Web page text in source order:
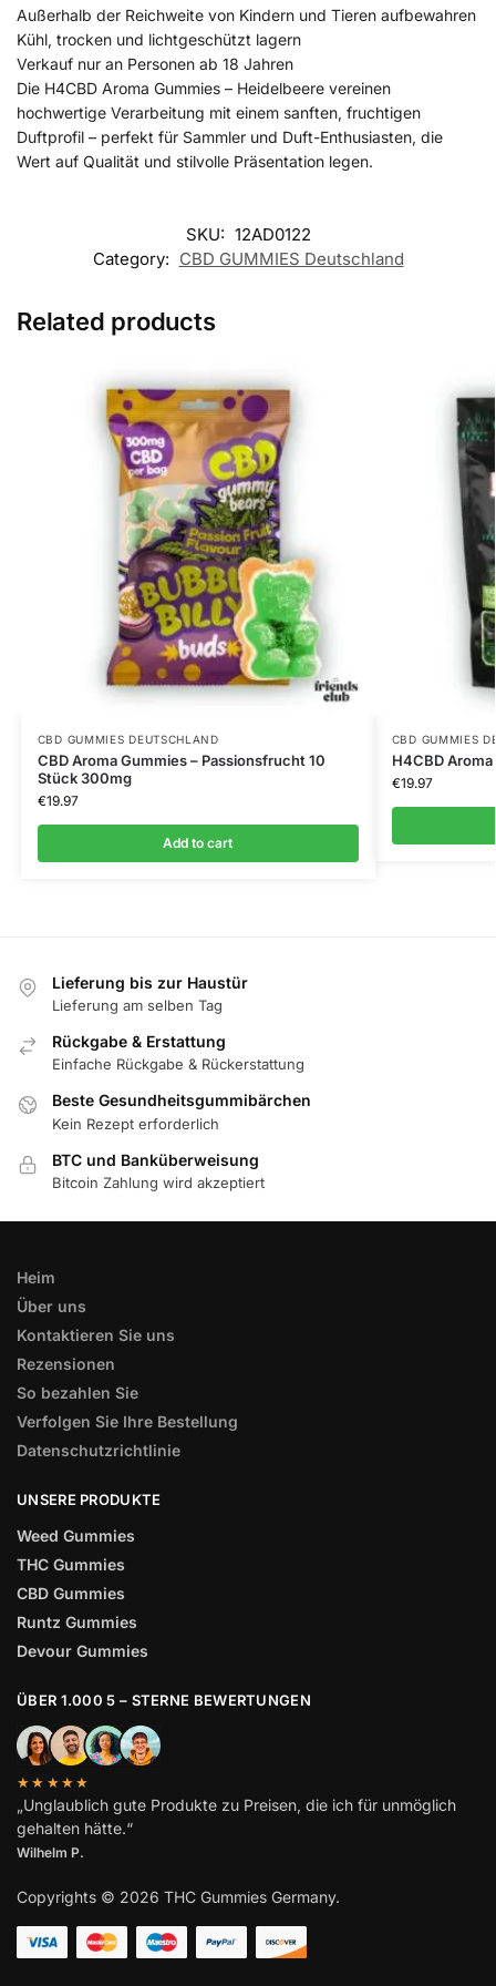
Außerhalb der Reichweite von Kindern und Tieren aufbewahren
Kühl, trocken und lichtgeschützt lagern
Verkauf nur an Personen ab 18 Jahren
Die H4CBD Aroma Gummies – Heidelbeere vereinen
hochwertige Verarbeitung mit einem sanften, fruchtigen
Duftprofil – perfekt für Sammler und Duft-Enthusiasten, die
Wert auf Qualität und stilvolle Präsentation legen.
SKU: 12AD0122
Category: CBD GUMMIES Deutschland
Related products
CBD GUMMIES DEUTSCHLAND
CBD Aroma Gummies – Passionsfrucht 10
Stück 300mg
€19.97
Add to cart
CBD GUMMIES
H4CBD
€19.97
Lieferung bis zur Haustür
Lieferung am selben Tag
Rückgabe & Erstattung
Einfache Rückgabe & Rückerstattung
Beste Gesundheitsgummibärchen
Kein Rezept erforderlich
BTC und Banküberweisung
Bitcoin Zahlung wird akzeptiert
Heim
Über uns
Kontaktieren Sie uns
Rezensionen
So bezahlen Sie
Verfolgen Sie Ihre Bestellung
Datenschutzrichtlinie
UNSERE PRODUKTE
Weed Gummies
THC Gummies
CBD Gummies
Runtz Gummies
Devour Gummies
ÜBER 1.000 5 – STERNE BEWERTUNGEN
★★★★★
„Unglaublich gute Produkte zu Preisen, die ich für unmöglich
gehalten hätte.“
Wilhelm P.
Copyrights © 2026 THC Gummies Germany.